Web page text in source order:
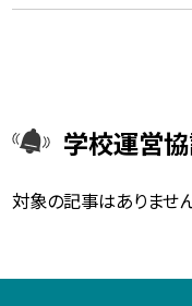
学校運営
対象の記事はありませ